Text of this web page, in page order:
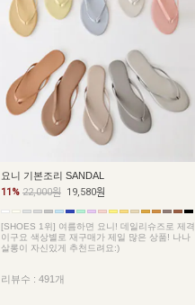
요니 기본조리 SANDAL
11% 22,000원 19,580원
[SHOES 1위] 여름하면 요니! 데일리슈즈로 제격
이구요 색상별로 재구매가 제일 많은 상품! 나나
살롱이 자신있게 추천드려요:)
리뷰수 : 491개